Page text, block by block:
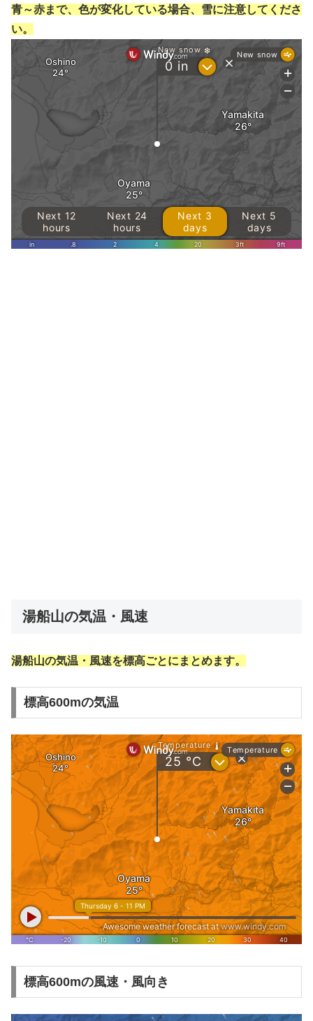
青～赤まで、色が変化している場合、雪に注意してくださ
い。
湯船山の気温・風速
湯船山の気温・風速を標高ごとにまとめます。
標高600mの気温
標高600mの風速・風向き